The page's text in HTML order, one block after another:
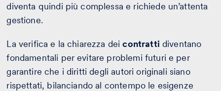
diventa quindi più complessa e richiede un’attenta
gestione.
La verifica e la chiarezza deicontratti diventano
fondamentali per evitare problemi futuri e per
garantire che i diritti degli autori originali siano
rispettati, bilanciando al contempo le esigenze